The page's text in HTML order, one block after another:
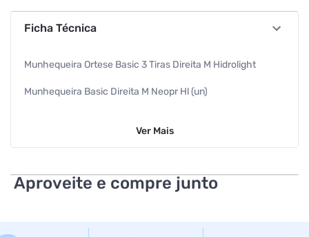
Ficha Técnica
Munhequeira Ortese Basic 3 Tiras Direita M Hidrolight
Munhequeira Basic Direita M Neopr Hl (un)
Hidrolight
Ver Mais
Aproveite e compre junto